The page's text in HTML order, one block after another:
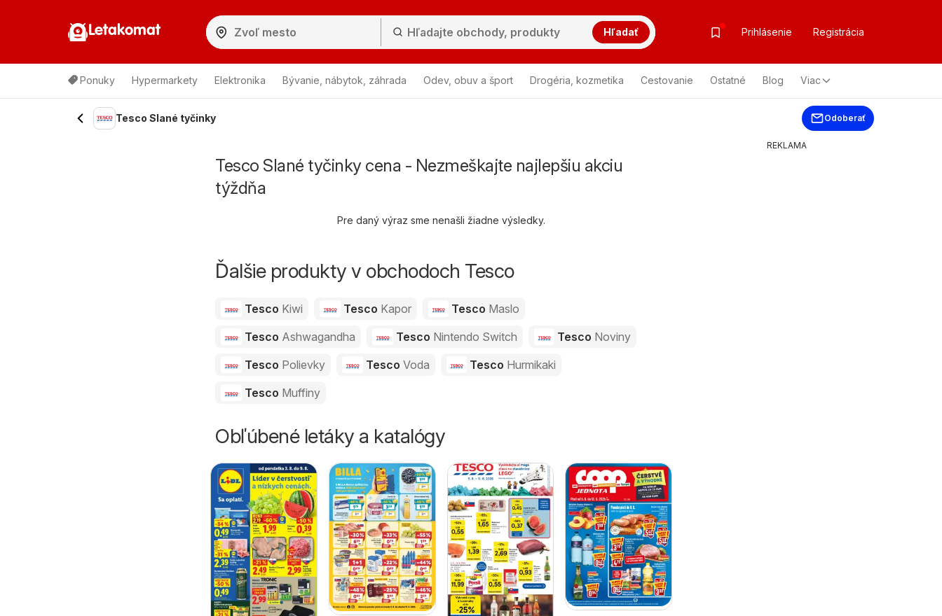
Letakomat Hľadať Prihlásenie Registrácia
Ponuky Hypermarkety Elektronika Bývanie, nábytok, záhrada Odev, obuv a šport Drogéria, kozmetika Cestovanie Ostatné Blog Viac
Tesco Slané tyčinky Odoberať
Tesco Slané tyčinky cena - Nezmeškajte najlepšiu akciu
týždňa
Pre daný výraz sme nenašli žiadne výsledky.
Ďalšie produkty v obchodoch Tesco
Tesco Kiwi Tesco Kapor Tesco Maslo
Tesco Ashwagandha Tesco Nintendo Switch Tesco Noviny
Tesco Polievky Tesco Voda Tesco Hurmikaki
Tesco Muffiny
Obľúbené letáky a katalógy
REKLAMA